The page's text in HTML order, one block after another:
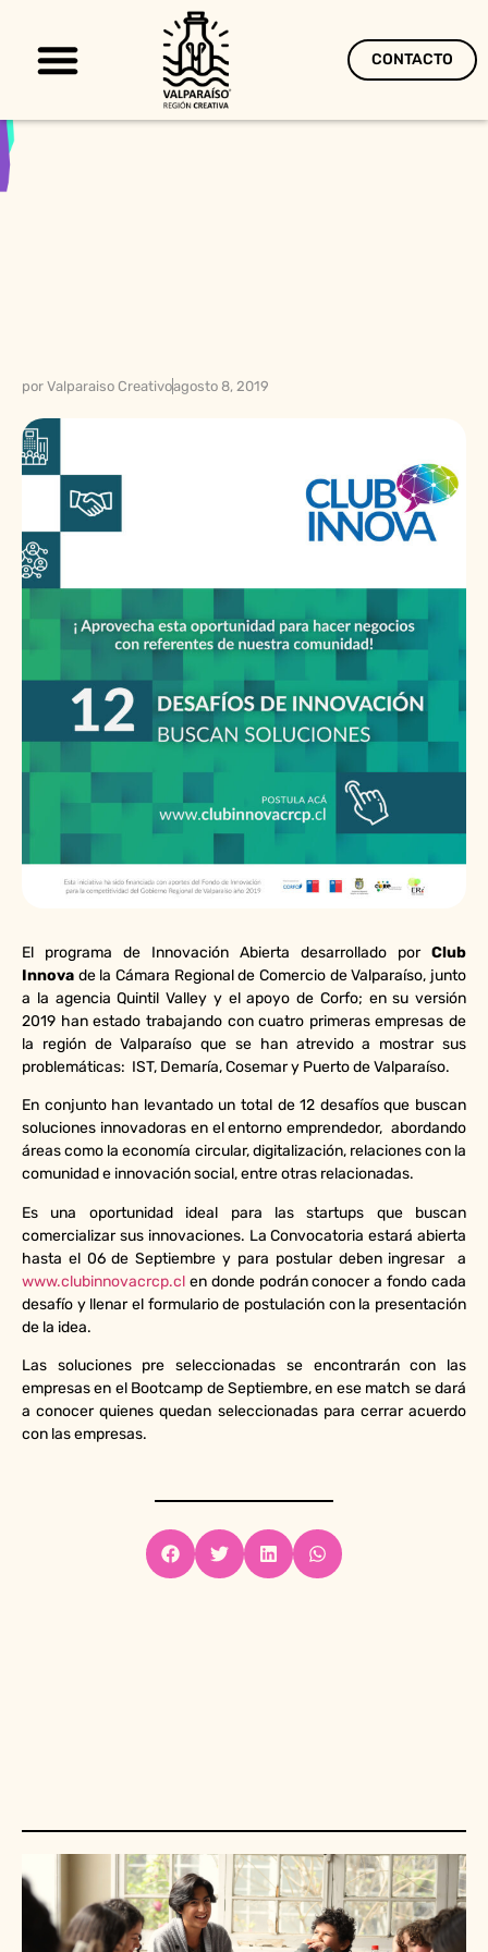
CONTACTO
por Valparaiso Creativoagosto 8, 2019
El programa de Innovación Abierta desarrollado por Club
Innova de la Cámara Regional de Comercio de Valparaíso, junto
a la agencia Quintil Valley y el apoyo de Corfo; en su versión
2019 han estado trabajando con cuatro primeras empresas de
la región de Valparaíso que se han atrevido a mostrar sus
problemáticas: IST, Demaría, Cosemar y Puerto de Valparaíso.
En conjunto han levantado un total de 12 desafíos que buscan
soluciones innovadoras en el entorno emprendedor, abordando
áreas como la economía circular, digitalización, relaciones con la
comunidad e innovación social, entre otras relacionadas.
Es una oportunidad ideal para las startups que buscan
comercializar sus innovaciones. La Convocatoria estará abierta
hasta el 06 de Septiembre y para postular deben ingresar a
www.clubinnovacrcp.cl en donde podrán conocer a fondo cada
desafío y llenar el formulario de postulación con la presentación
de la idea.
Las soluciones pre seleccionadas se encontrarán con las
empresas en el Bootcamp de Septiembre, en ese match se dará
a conocer quienes quedan seleccionadas para cerrar acuerdo
con las empresas.